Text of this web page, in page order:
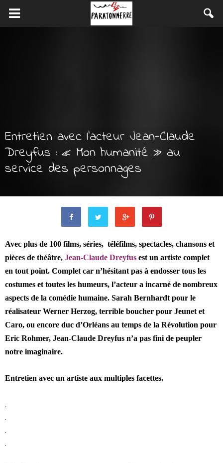
Entretien avec l’acteur Jean-Claude
Dreyfus : « Mon humanité » au
service des personnages
Avec plus de 100 films, séries, téléfilms, spectacles, chansons et
pièces de théâtre, Jean-Claude Dreyfus est un artiste complet
en tout point. Complet car n’hésitant pas à endosser tous les
costumes et toutes les humeurs, l’acteur a incarné de nombreux
aspects de la comédie humaine. Sarah Bernhardt pour le
réalisateur Werner Herzog, terrible boucher pour Jeunet et
Caro, ou encore duc d’Orléans au temps de la Révolution pour
Eric Rohmer, Jean-Claude Dreyfus n’a pas fini de peupler
notre imaginaire.
Entretien avec un artiste aux multiples facettes.
.
.
.
.